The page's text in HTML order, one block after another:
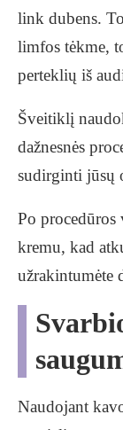
link dubens.
limfos tėkme,
perteklių iš
Šveitiklį
dažnesnės
sudirginti jūsų
Po procedūros
kremu, kad
užrakintumėte
Naudojant